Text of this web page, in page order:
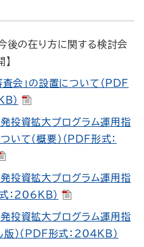
後の在り方に関する検討会
査会」の設置について（PDF
）
投資拡大プログラム運用指
いて（概要）（PDF形式：
投資拡大プログラム運用指
：206KB）
投資拡大プログラム運用指
版）（PDF形式：204KB）